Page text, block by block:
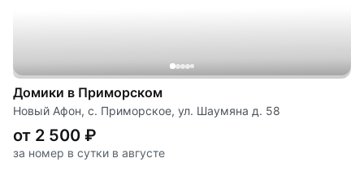
Домики в Приморском
Новый Афон, с. Приморское, ул. Шаумяна д. 58
от 2 500 ₽
за номер в сутки в августе